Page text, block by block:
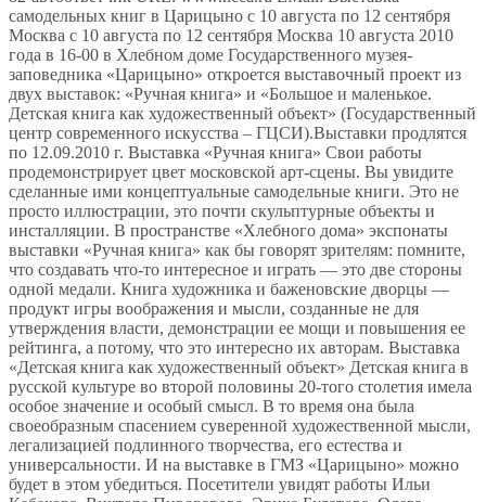
самодельных книг в Царицыно c 10 августа по 12 сентября
Москва c 10 августа по 12 сентября Москва 10 августа 2010
года в 16-00 в Хлебном доме Государственного музея-
заповедника «Царицыно» откроется выставочный проект из
двух выставок: «Ручная книга» и «Большое и маленькое.
Детская книга как художественный объект» (Государственный
центр современного искусства – ГЦСИ).Выставки продлятся
по 12.09.2010 г. Выставка «Ручная книга» Свои работы
продемонстрирует цвет московской арт-сцены. Вы увидите
сделанные ими концептуальные самодельные книги. Это не
просто иллюстрации, это почти скульптурные объекты и
инсталляции. В пространстве «Хлебного дома» экспонаты
выставки «Ручная книга» как бы говорят зрителям: помните,
что создавать что-то интересное и играть — это две стороны
одной медали. Книга художника и баженовские дворцы —
продукт игры воображения и мысли, созданные не для
утверждения власти, демонстрации ее мощи и повышения ее
рейтинга, а потому, что это интересно их авторам. Выставка
«Детская книга как художественный объект» Детская книга в
русской культуре во второй половины 20-того столетия имела
особое значение и особый смысл. В то время она была
своеобразным спасением суверенной художественной мысли,
легализацией подлинного творчества, его естества и
универсальности. И на выставке в ГМЗ «Царицыно» можно
будет в этом убедиться. Посетители увидят работы Ильи